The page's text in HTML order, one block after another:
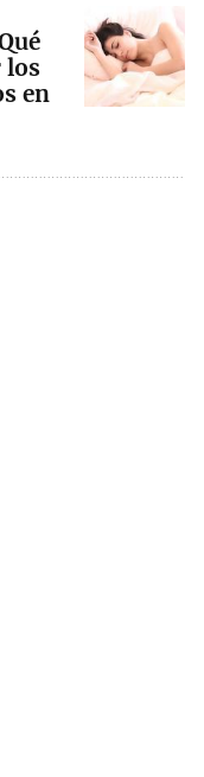
los
en